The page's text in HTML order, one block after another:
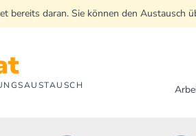
bereits daran. Sie können den Austausch